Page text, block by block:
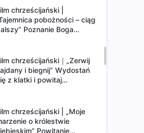
chrześcijański |
pobożności – ciąg
Poznanie Boga
chrześcijański｜„Zerwij
i biegnij” Wydostań
z klatki i powitaj
chrześcijański | „Moje
o królestwie
Powitanie